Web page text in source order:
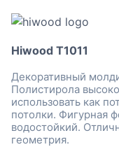
Hiwood T1011
Декоративный
Полистирола
использовать как
потолки. Фигурная
водостойкий.
геометрия.